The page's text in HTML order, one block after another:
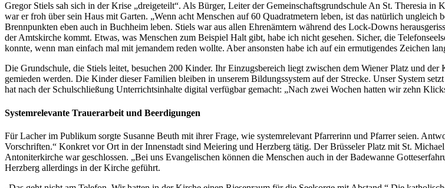
Gregor Stiels sah sich in der Krise „dreigeteilt“. Als Bürger, Leiter der Gemeinschaftsgrundschule An St. Theresia
war er froh über sein Haus mit Garten. „Wenn acht Menschen auf 60 Quadratmetern leben, ist das natürlich ungleich
Brennpunkten eben auch in Buchheim leben. Stiels war aus allen Ehrenämtern während des Lock-Downs
der Amtskirche kommt. Etwas, was Menschen zum Beispiel Halt gibt, habe ich nicht gesehen. Sicher, die
konnte, wenn man einfach mal mit jemandem reden wollte. Aber ansonsten habe ich auf ein ermutigendes Zeichen
Die Grundschule, die Stiels leitet, besuchen 200 Kinder. Ihr Einzugsbereich liegt zwischen dem Wiener Platz und
gemieden werden. Die Kinder dieser Familien bleiben in unserem Bildungssystem auf der Strecke. Unser System
hat nach der Schulschließung Unterrichtsinhalte digital verfügbar gemacht: „Nach zwei Wochen hatten wir zehn
Systemrelevante Trauerarbeit und Beerdigungen
Für Lacher im Publikum sorgte Susanne Beuth mit ihrer Frage, wie systemrelevant Pfarrerinn und Pfarrer seien.
Vorschriften.“ Konkret vor Ort in der Innenstadt sind Meiering und Herzberg tätig. Der Brüsseler Platz mit St.
Antoniterkirche war geschlossen. „Bei uns Evangelischen können die Menschen auch in der Badewanne
Herzberg allerdings in der Kirche geführt.